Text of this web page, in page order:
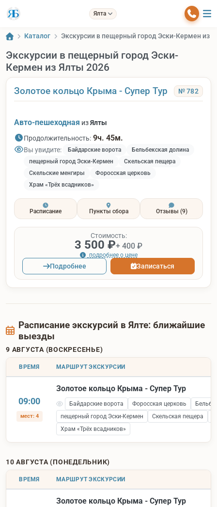
Ялта
Каталог Экскурсии в пещерный город Эски-Кермен из
Экскурсии в пещерный город Эски-
Кермен из Ялты 2026
Золотое кольцо Крыма - Супер Тур № 782
Авто-пешеходная изЯлты
Продолжительность: 9ч. 45м.
Вы увидите: Байдарские ворота
Бельбекская долина
пещерный город Эски-Кермен
Скельская пещера
Скельские менгиры
Форосская церковь
Храм «Трёх всадников»
Расписание Пункты сбора Отзывы (9)
Стоимость:
3 500 ₽+ 400 ₽
подробнее о цене
Подробнее Записаться
Расписание экскурсий в Ялте: ближайшие
выезды
9 АВГУСТА (ВОСКРЕСЕНЬЕ)
ВРЕМЯ МАРШРУТ ЭКСКУРСИИ
09:00
мест: 4
Золотое кольцо Крыма - Супер Тур
Байдарские ворота Форосская церковь
пещерный город Эски-Кермен
Скельская пещера
Храм «Трёх всадников»
10 АВГУСТА (ПОНЕДЕЛЬНИК)
ВРЕМЯ МАРШРУТ ЭКСКУРСИИ
Золотое кольцо Крыма - Супер Тур